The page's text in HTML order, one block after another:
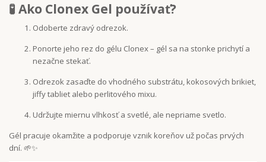
🧪 Ako Clonex Gel používať?
Odoberte zdravý odrezok.
Ponorte jeho rez do gélu Clonex – gél sa na stonke prichytí a
nezačne stekať.
Odrezok zasaďte do vhodného substrátu, kokosových brikiet,
jiffy tabliet alebo perlitového mixu.
Udržujte miernu vlhkosť a svetlé, ale nepriame svetlo.
Gél pracuje okamžite a podporuje vznik koreňov už počas prvých
dní. 🌱✨